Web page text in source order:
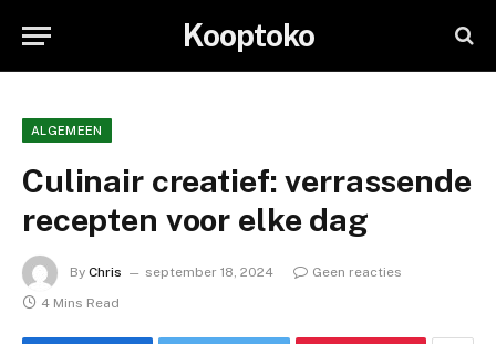
Kooptoko
ALGEMEEN
Culinair creatief: verrassende
recepten voor elke dag
By Chris september 18, 2024
Geen reacties
4 Mins Read